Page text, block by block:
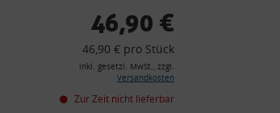
46,90 €
46,90 € pro Stück
inkl. gesetzl. MwSt., zzgl.
Versandkosten
Zur Zeit nicht lieferbar